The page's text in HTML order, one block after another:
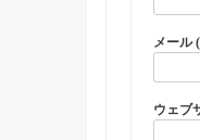
メール
ウェブ